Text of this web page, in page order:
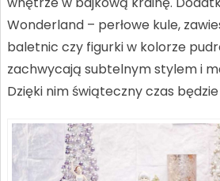
Wonderland – perłowe kule,
baletnic czy figurki w kolorze
zachwycają subtelnym stylem i
Dzięki nim świąteczny czas